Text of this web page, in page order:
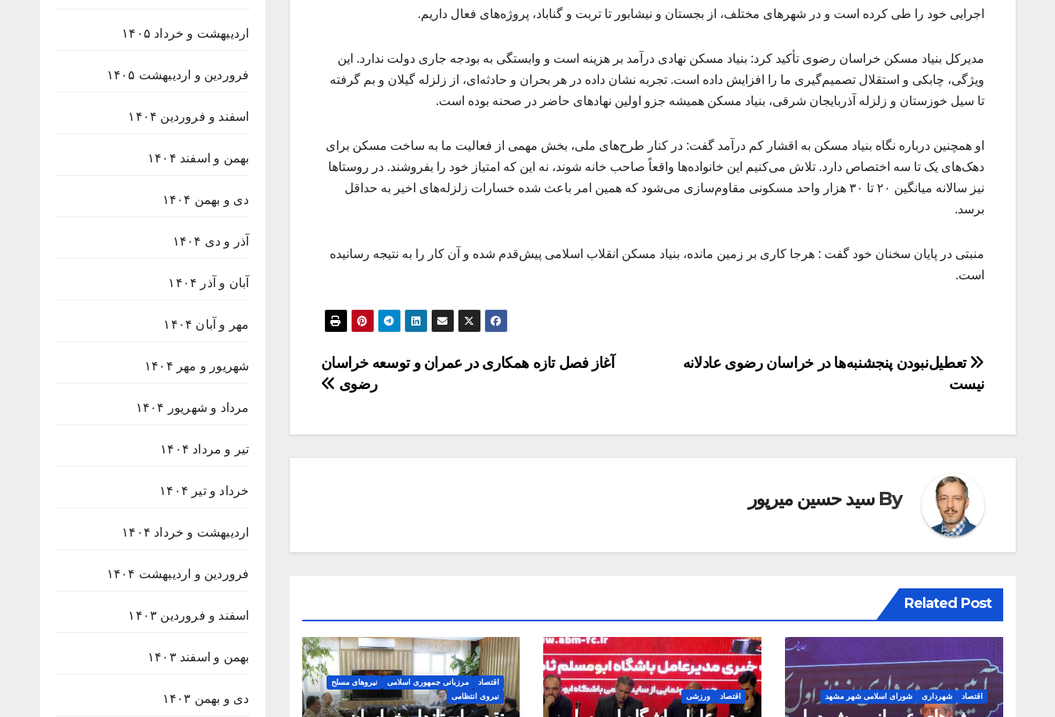
اجرایی خود را طی کرده‌ است و در شهرهای مختلف، از بجستان و نیشابور تا تربت و گناباد، پروژه‌های فعال داریم.
مدیرکل بنیاد مسکن خراسان رضوی تأکید کرد: بنیاد مسکن نهادی درآمد بر هزینه‌ است و وابستگی به بودجه جاری دولت ندارد. این
ویژگی، چابکی و استقلال تصمیم‌گیری ما را افزایش داده است. تجربه نشان داده در هر بحران و حادثه‌ای، از زلزله گیلان و بم گرفته
تا سیل خوزستان و زلزله آذربایجان شرقی، بنیاد مسکن همیشه جزو اولین نهادهای حاضر در صحنه بوده است.
او همچنین درباره نگاه بنیاد مسکن به اقشار کم ‌درآمد گفت: در کنار طرح‌های ملی، بخش مهمی از فعالیت ما به ساخت مسکن برای
دهک‌های یک تا سه اختصاص دارد. تلاش می‌کنیم این خانواده‌ها واقعاً صاحب خانه شوند، نه این که امتیاز خود را بفروشند. در روستاها
نیز سالانه میانگین ۲۰ تا ۳۰ هزار واحد مسکونی مقاوم‌سازی می‌شود که همین امر باعث شده خسارات زلزله‌های اخیر به حداقل
برسد.
منبتی در پایان سخنان خود گفت : هرجا کاری بر زمین مانده، بنیاد مسکن انقلاب اسلامی پیش‌قدم شده و آن کار را به نتیجه رسانیده
است.
راهبری
نوشته
آغاز فصل تازه همکاری در عمران و توسعه خراسان
رضوی
تعطیل‌نبودن پنجشنبه‌ها در خراسان رضوی عادلانه
نیست
By سید حسین میرپور
Related Post
اقتصاد شهرداری شورای اسلامی شهر مشهد اقتصاد ورزشی
اقتصاد مرزبانی جمهوری اسلامی
نیروهای مسلح
نیروی انتظامی
اردیبهشت و خرداد ۱۴۰۵
فروردین و اردیبهشت ۱۴۰۵
اسفند و فروردین ۱۴۰۴
بهمن و اسفند ۱۴۰۴
دی و بهمن ۱۴۰۴
آذر و دی ۱۴۰۴
آبان و آذر ۱۴۰۴
مهر و آبان ۱۴۰۴
شهریور و مهر ۱۴۰۴
مرداد و شهریور ۱۴۰۴
تیر و مرداد ۱۴۰۴
خرداد و تیر ۱۴۰۴
اردیبهشت و خرداد ۱۴۰۴
فروردین و اردیبهشت ۱۴۰۴
اسفند و فروردین ۱۴۰۳
بهمن و اسفند ۱۴۰۳
دی و بهمن ۱۴۰۳